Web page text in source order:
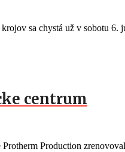
sa chystá už v sobotu 6.
centrum
Production